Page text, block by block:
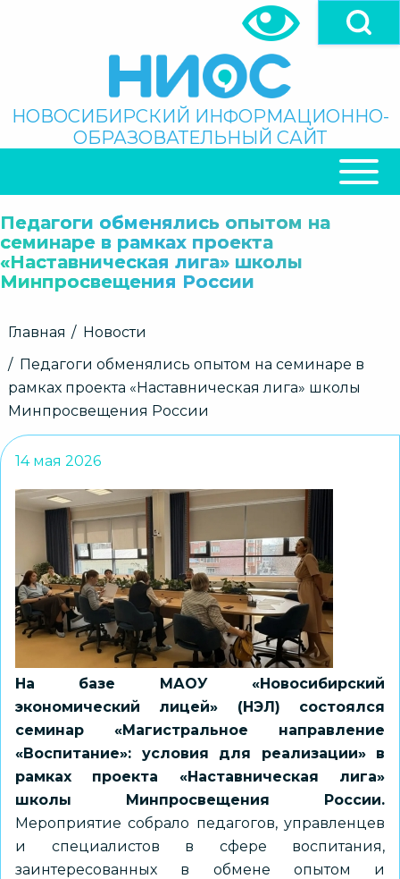
Поиск
НОВОСИБИРСКИЙ ИНФОРМАЦИОННО-
ОБРАЗОВАТЕЛЬНЫЙ САЙТ
НАВИГАЦИЯ
Педагоги обменялись опытом на
семинаре в рамках проекта
«Наставническая лига» школы
Минпросвещения России
Строка
Главная
Новости
Педагоги обменялись опытом на семинаре в
рамках проекта «Наставническая лига» школы
Минпросвещения России
14 мая 2026
На базе МАОУ «Новосибирский
экономический лицей» (НЭЛ) состоялся
семинар «Магистральное направление
«Воспитание»: условия для реализации» в
рамках проекта «Наставническая лига»
школы Минпросвещения России.
Мероприятие собрало педагогов, управленцев
и специалистов в сфере воспитания,
заинтересованных в обмене опытом и